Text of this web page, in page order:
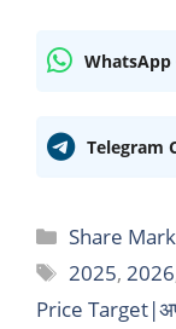
WhatsApp
Telegram
Categories
Share
Tags
2025,2026
Price